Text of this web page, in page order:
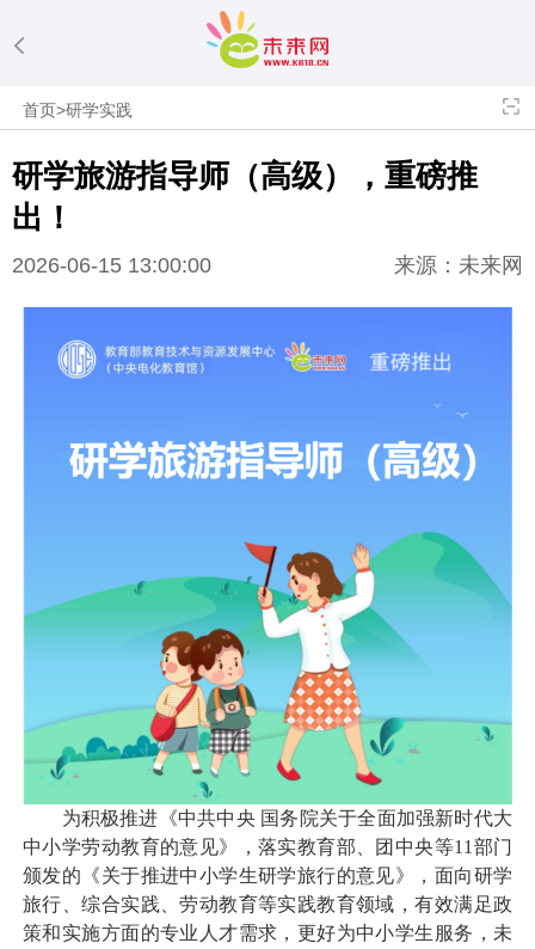
首页>研学实践
研学旅游指导师（高级），重磅推
出！
2026-06-15 13:00:00 来源：未来网
为积极推进《中共中央 国务院关于全面加强新时代大
中小学劳动教育的意见》，落实教育部、团中央等11部门
颁发的《关于推进中小学生研学旅行的意见》，面向研学
旅行、综合实践、劳动教育等实践教育领域，有效满足政
策和实施方面的专业人才需求，更好为中小学生服务，未